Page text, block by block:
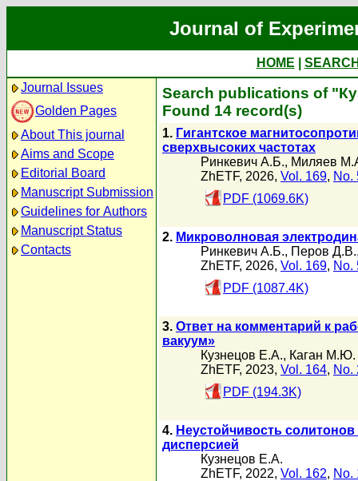
Journal of
HOME
Journal Issues
Golden Pages
About This journal
Aims and Scope
Editorial Board
Manuscript Submission
Guidelines for Authors
Manuscript Status
Contacts
Search publications of
Found 14 record(s)
1. Гигантское
сверхвысоких частотах
Ринкевич А.Б., Миляев
ZhETF, 2026, Vol. 169, No.
PDF (1069.6K)
2. Микроволновая
Ринкевич А.Б., Перов Д.В.
ZhETF, 2026, Vol. 169, No.
PDF (1087.4K)
3. Ответ на комментарий к
вакуум»
Кузнецов Е.А., Каган М.Ю.
ZhETF, 2023, Vol. 164, No.
PDF (194.3K)
4. Неустойчивость
дисперсией
Кузнецов Е.А.
ZhETF, 2022, Vol. 162, No.